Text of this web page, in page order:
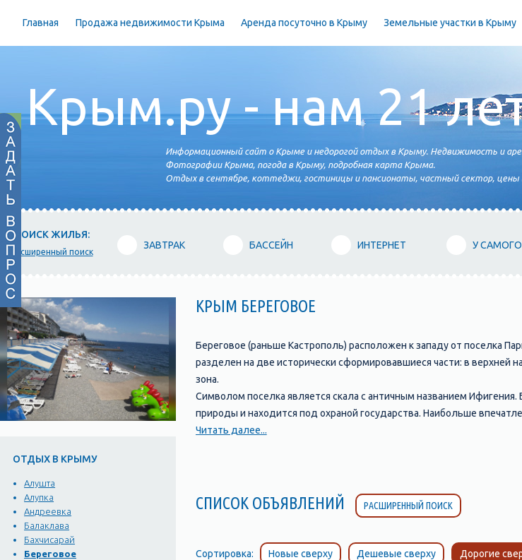
Главная Продажа недвижимости Крыма Аренда посуточно в Крыму Земельные участки в Крыму
Крым.ру - нам 21
Информационный сайт о Крыме и недорогой отдых в Крыму. Недвижимость и
Фотографии Крыма, погода в Крыму, подробная карта Крыма.
Отдых в сентябре, коттеджи, гостиницы и пансионаты, частный сектор, цены
ПОИСК ЖИЛЬЯ:
расширенный поиск
ЗАВТРАК БАССЕЙН ИНТЕРНЕТ У
ОТДЫХ В КРЫМУ
Алушта
Алупка
Андреевка
Балаклава
Бахчисарай
Береговое
КРЫМ БЕРЕГОВОЕ
Береговое (раньше Кастрополь) расположен к западу от поселка
разделен на две исторически сформировавшиеся части: в верхней
зона.
Символом поселка является скала с античным названием
природы и находится под охраной государства. Наибольше
высоту 120 метров и образует мыс. Скала сложена из спилитовых
напоминают гигантские ступени, которые круто поднимаются к
начало перевала. Перевал на протяжении всей крымской истории
Читать далее...
СПИСОК ОБЪЯВЛЕНИЙ РАСШИРЕННЫЙ ПОИСК
Сортировка: Новые сверху Дешевые сверху Дорогие